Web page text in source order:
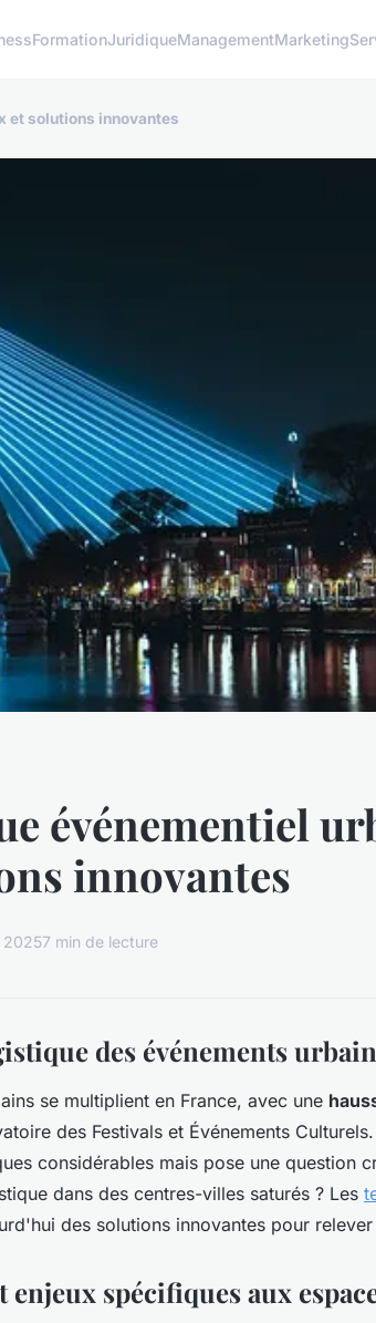
FormationJuridiqueManagementMarketing
et solutions innovantes
événementiel
innovantes
20257 min de lecture
des événements
se multiplient en France, avec une
des Festivals et Événements
considérables mais pose une question
dans des centres-villes saturés ? Les
des solutions innovantes pour
enjeux spécifiques aux